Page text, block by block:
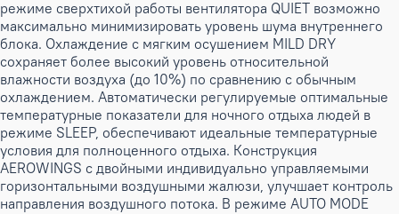
режиме сверхтихой работы вентилятора QUIET возможно
максимально минимизировать уровень шума внутреннего
блока. Охлаждение с мягким осушением MILD DRY
сохраняет более высокий уровень относительной
влажности воздуха (до 10%) по сравнению с обычным
охлаждением. Автоматически регулируемые оптимальные
температурные показатели для ночного отдыха людей в
режиме SLEEP, обеспечивают идеальные температурные
условия для полноценного отдыха. Конструкция
AEROWINGS с двойными индивидуально управляемыми
горизонтальными воздушными жалюзи, улучшает контроль
направления воздушного потока. В режиме AUTO MODE